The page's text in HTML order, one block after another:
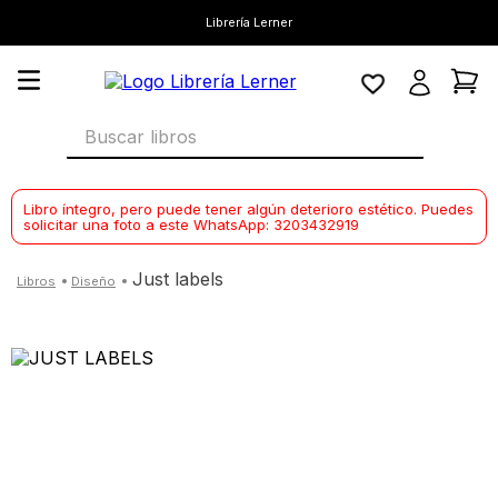
Librería Lerner
Buscar libros
Libro íntegro, pero puede tener algún deterioro estético. Puedes
solicitar una foto a este WhatsApp: 3203432919
diseño just labels